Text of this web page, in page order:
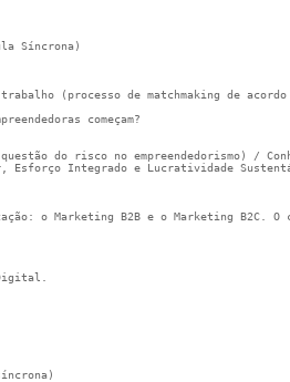
Síncrona)
(processo de matchmaking de
começam?
do risco no empreendedorismo) /
Esforço Integrado e Lucratividade
o Marketing B2B e o Marketing B2C. O